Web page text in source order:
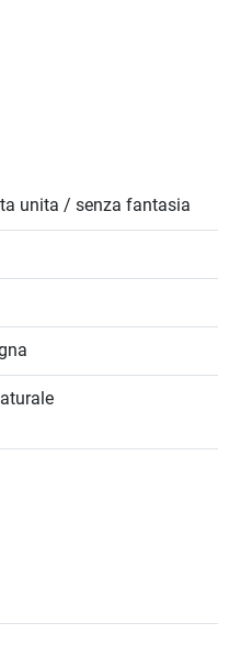
unita / senza fantasia